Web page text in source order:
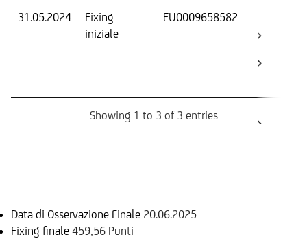
31.05.2024
Fixing
iniziale
EU0009658582
Showing 1 to 3 of 3 entries
Data di Osservazione Finale 20.06.2025
Fixing finale 459,56 Punti